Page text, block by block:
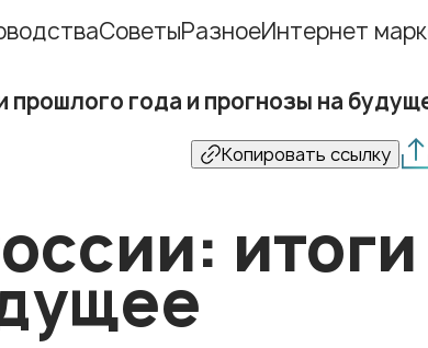
СоветыРазноеИнтернет
прошлого года и прогнозы на
Копировать ссылку